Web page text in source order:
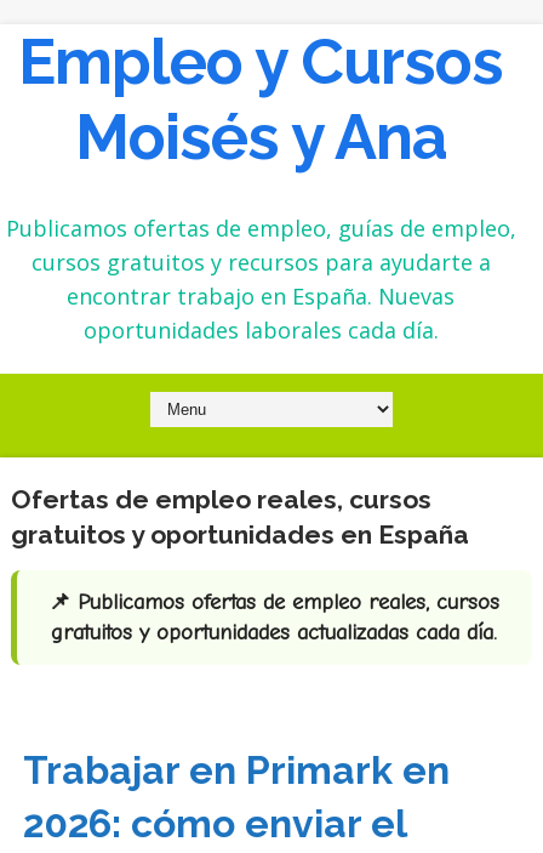
Empleo y Cursos
Moisés y Ana
Publicamos ofertas de empleo, guías de empleo,
cursos gratuitos y recursos para ayudarte a
encontrar trabajo en España. Nuevas
oportunidades laborales cada día.
Ofertas de empleo reales, cursos
gratuitos y oportunidades en España
📌 Publicamos ofertas de empleo reales, cursos
gratuitos y oportunidades actualizadas cada día.
Trabajar en Primark en
2026: cómo enviar el